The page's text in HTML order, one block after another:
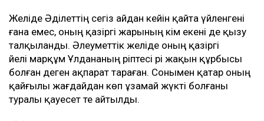
Желіде Әділеттің сегіз айдан кейін қайта үйленгені
ғана емес, оның қазіргі жарының кім екені де қызу
талқыланды. Әлеуметтік желіде оның қазіргі
әйелі марқұм Ұлдананың әріптесі әрі жақын құрбысы
болған деген ақпарат тараған. Сонымен қатар оның
қайғылы жағдайдан көп ұзамай жүкті болғаны
туралы қауесет те айтылды.